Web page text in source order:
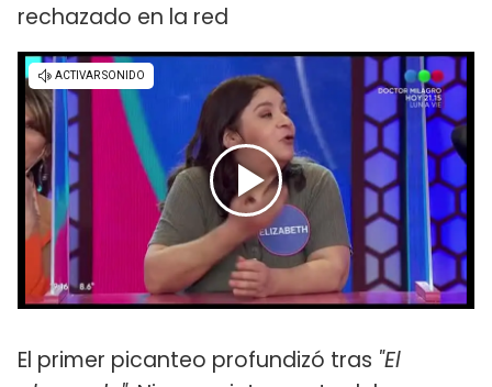
rechazado en la red
El primer picanteo profundizó tras "El